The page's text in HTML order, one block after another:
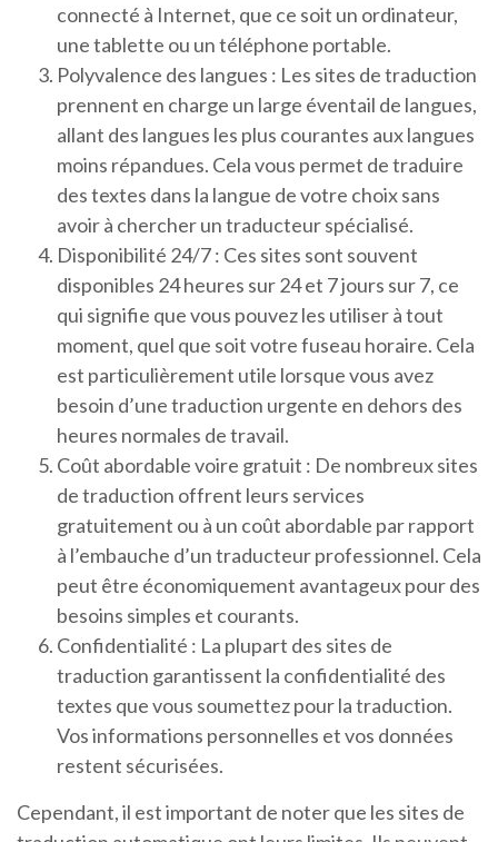
connecté à Internet, que ce soit un ordinateur,
une tablette ou un téléphone portable.
Polyvalence des langues : Les sites de traduction
prennent en charge un large éventail de langues,
allant des langues les plus courantes aux langues
moins répandues. Cela vous permet de traduire
des textes dans la langue de votre choix sans
avoir à chercher un traducteur spécialisé.
Disponibilité 24/7 : Ces sites sont souvent
disponibles 24 heures sur 24 et 7 jours sur 7, ce
qui signifie que vous pouvez les utiliser à tout
moment, quel que soit votre fuseau horaire. Cela
est particulièrement utile lorsque vous avez
besoin d’une traduction urgente en dehors des
heures normales de travail.
Coût abordable voire gratuit : De nombreux sites
de traduction offrent leurs services
gratuitement ou à un coût abordable par rapport
à l’embauche d’un traducteur professionnel. Cela
peut être économiquement avantageux pour des
besoins simples et courants.
Confidentialité : La plupart des sites de
traduction garantissent la confidentialité des
textes que vous soumettez pour la traduction.
Vos informations personnelles et vos données
restent sécurisées.
Cependant, il est important de noter que les sites de